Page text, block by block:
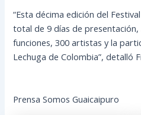
“Esta décima edición del
total de 9 días de
funciones, 300 artistas y la
Lechuga de Colombia”, detalló
Prensa Somos Guaicaipuro